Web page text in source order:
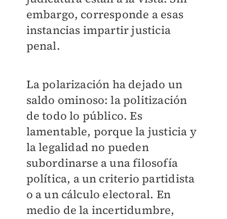
embargo, corresponde a esas
instancias impartir justicia
penal.
La polarización ha dejado un
saldo ominoso: la politización
de todo lo público. Es
lamentable, porque la justicia y
la legalidad no pueden
subordinarse a una filosofía
política, a un criterio partidista
o a un cálculo electoral. En
medio de la incertidumbre,